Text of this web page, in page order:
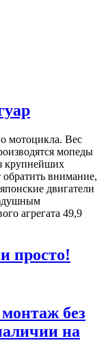
мотоцикла. Вес
мопеды
крупнейших
внимание,
двигатели
агрегата 49,9
просто!
без
на